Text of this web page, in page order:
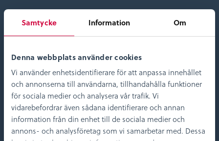
Samtycke Information Om
Denna webbplats använder cookies
Vi använder enhetsidentifierare för att anpassa innehållet
och annonserna till användarna, tillhandahålla funktioner
för sociala medier och analysera vår trafik. Vi
vidarebefordrar även sådana identifierare och annan
information från din enhet till de sociala medier och
annons- och analysföretag som vi samarbetar med. Dessa
Medverkande
Richard Edlund
Byggnadsantikvarie